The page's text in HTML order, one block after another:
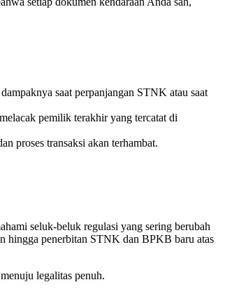
saat perpanjangan STNK atau saat
pemilik terakhir yang tercatat di
proses transaksi akan terhambat.
seluk-beluk regulasi yang sering berubah
hingga penerbitan STNK dan BPKB baru atas
legalitas penuh.